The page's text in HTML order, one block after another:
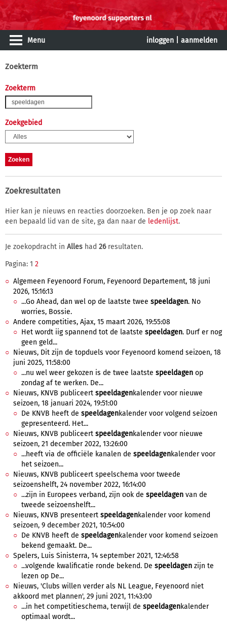
Menu inloggen aanmelden
Zoekterm
Zoekterm
Zoekgebied
Zoekresultaten
Hier kan je nieuws en reacties doorzoeken. Ben je op zoek naar
een bepaald lid van de site, ga dan naar de ledenlijst.
Je zoekopdracht in Alles had 26resultaten.
Pagina: 1 2
Algemeen Feyenoord Forum, Feyenoord Departement, 18 juni
2026, 15:16:13
...Go Ahead, dan wel op de laatste twee speeldagen. No
worries, Bossie.
Andere competities, Ajax, 15 maart 2026, 19:55:08
Het wordt iig spannend tot de laatste speeldagen. Durf er nog
geen geld...
Nieuws, Dit zijn de topduels voor Feyenoord komend seizoen, 18
juni 2025, 11:58:00
...nu wel weer gekozen is de twee laatste speeldagen op
zondag af te werken. De...
Nieuws, KNVB publiceert speeldagenkalender voor nieuwe
seizoen, 18 januari 2024, 19:51:00
De KNVB heeft de speeldagenkalender voor volgend seizoen
gepresenteerd. Het...
Nieuws, KNVB publiceert speeldagenkalender voor nieuwe
seizoen, 21 december 2022, 13:26:00
...heeft via de officiële kanalen de speeldagenkalender voor
het seizoen...
Nieuws, KNVB publiceert speelschema voor tweede
seizoenshelft, 24 november 2022, 16:14:00
...zijn in Europees verband, zijn ook de speeldagen van de
tweede seizoenshelft...
Nieuws, KNVB presenteert speeldagenkalender voor komend
seizoen, 9 december 2021, 10:54:00
De KNVB heeft de speeldagenkalender voor komend seizoen
bekend gemaakt. De...
Spelers, Luis Sinisterra, 14 september 2021, 12:46:58
...volgende kwalificatie ronde bekend. De speeldagen zijn te
lezen op De...
Nieuws, 'Clubs willen verder als NL League, Feyenoord niet
akkoord met plannen', 29 juni 2021, 11:43:00
...in het competitieschema, terwijl de speeldagenkalender
optimaal wordt...